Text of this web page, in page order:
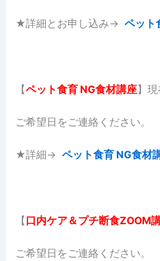
★詳細とお申し込み→ペット
【ペット食育 NG食材講座】
ご希望日をご連絡ください。
★詳細→ペット食育 NG食材
【口内ケア＆プチ断食ZOOM
ご希望日をご連絡ください。